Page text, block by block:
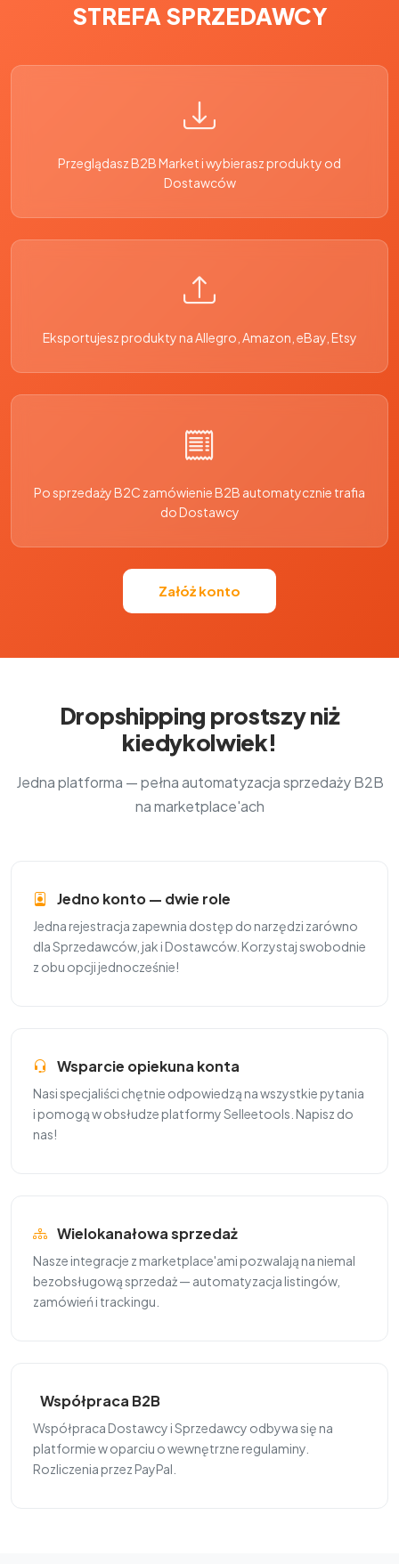
STREFA SPRZEDAWCY
Przeglądasz B2B Market i wybierasz produkty od
Dostawców
Eksportujesz produkty na Allegro, Amazon, eBay, Etsy
Po sprzedaży B2C zamówienie B2B automatycznie trafia
do Dostawcy
Załóż konto
Dropshipping prostszy niż
kiedykolwiek!
Jedna platforma — pełna automatyzacja sprzedaży B2B
na marketplace'ach
Jedno konto — dwie role
Jedna rejestracja zapewnia dostęp do narzędzi zarówno
dla Sprzedawców, jak i Dostawców. Korzystaj swobodnie
z obu opcji jednocześnie!
Wsparcie opiekuna konta
Nasi specjaliści chętnie odpowiedzą na wszystkie pytania
i pomogą w obsłudze platformy Selleetools. Napisz do
nas!
Wielokanałowa sprzedaż
Nasze integracje z marketplace'ami pozwalają na niemal
bezobsługową sprzedaż — automatyzacja listingów,
zamówień i trackingu.
Współpraca B2B
Współpraca Dostawcy i Sprzedawcy odbywa się na
platformie w oparciu o wewnętrzne regulaminy.
Rozliczenia przez PayPal.